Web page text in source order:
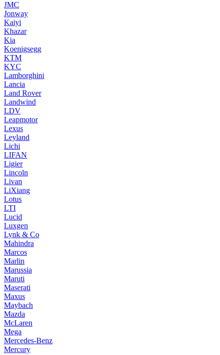
JMC
Jonway
Kaiyi
Khazar
Kia
Koenigsegg
KTM
KYC
Lamborghini
Lancia
Land Rover
Landwind
LDV
Leapmotor
Lexus
Leyland
Lichi
LIFAN
Ligier
Lincoln
Livan
LiXiang
Lotus
LTI
Lucid
Luxgen
Lynk & Co
Mahindra
Marcos
Marlin
Marussia
Maruti
Maserati
Maxus
Maybach
Mazda
McLaren
Mega
Mercedes-Benz
Mercury